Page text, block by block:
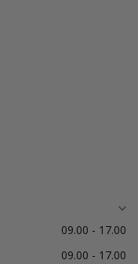
09.00 - 17.00
09.00 - 17.00